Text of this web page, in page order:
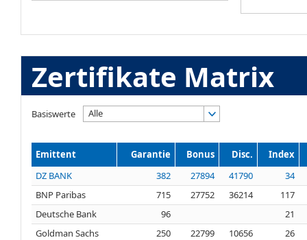
Zertifikate Matrix
Basiswerte Alle
Emittent Garantie Bonus Disc.
Index
DZ BANK
382 27894 41790
34
BNP Paribas
715 27752 36214
117
Deutsche Bank
96
21
Goldman Sachs
250 22799 10656
26